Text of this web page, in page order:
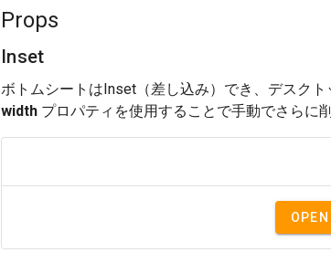
Props
Inset
ボトムシートはInset（差し込み）でき、デスク
width プロパティを使用することで手動でさらに